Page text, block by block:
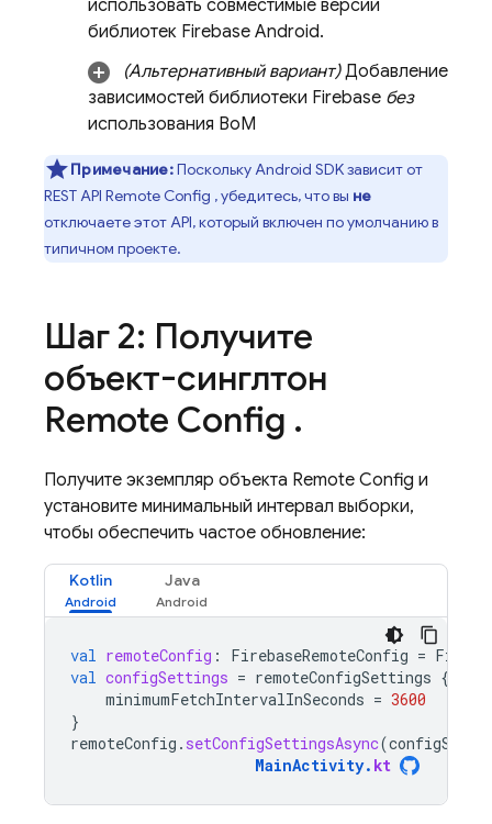
использовать совместимые версии
библиотек Firebase Android.
(Альтернативный вариант)Добавление
зависимостей библиотеки Firebase без
использования BoM
Примечание:Поскольку Android SDK зависит от
REST API Remote Config , убедитесь, что вы не
отключаете этот API, который включен по умолчанию в
типичном проекте.
Шаг 2: Получите
объект-синглтон
Remote Config .
Получите экземпляр объекта Remote Config и
установите минимальный интервал выборки,
чтобы обеспечить частое обновление:
Kotlin Java
val remoteConfig : FirebaseRemoteConfig =
val configSettings = remoteConfigSettings {
minimumFetchIntervalInSeconds = 3600
}
remoteConfig . setConfigSettingsAsync(
MainActivity. kt